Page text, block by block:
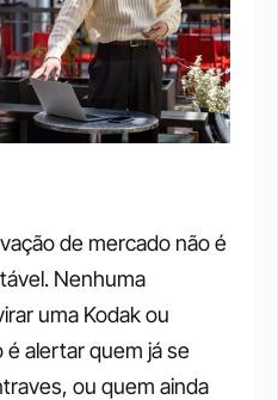
de mercado não é
Nenhuma
uma Kodak ou
é alertar quem já se
ou quem ainda